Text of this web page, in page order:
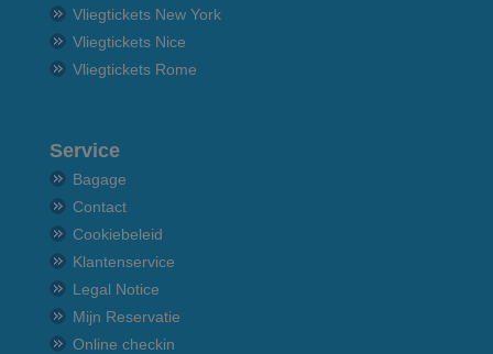
Vliegtickets New York
Vliegtickets Nice
Vliegtickets Rome
Service
Bagage
Contact
Cookiebeleid
Klantenservice
Legal Notice
Mijn Reservatie
Online checkin